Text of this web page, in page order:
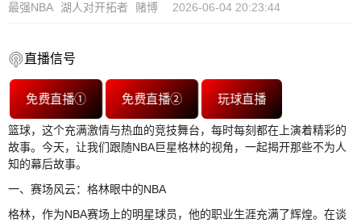
最强NBA 湖人对开拓者 赌博 2026-06-04 20:23:44
直播信号
免费直播① 免费直播② 玩球直播
篮球，这个充满激情与热血的竞技舞台，每时每刻都在上演着精彩的
故事。今天，让我们跟随NBA巨星格林的视角，一起揭开那些不为人
知的幕后故事。
一、赛场风云：格林眼中的NBA
格林，作为NBA赛场上的明星球员，他的职业生涯充满了辉煌。在谈